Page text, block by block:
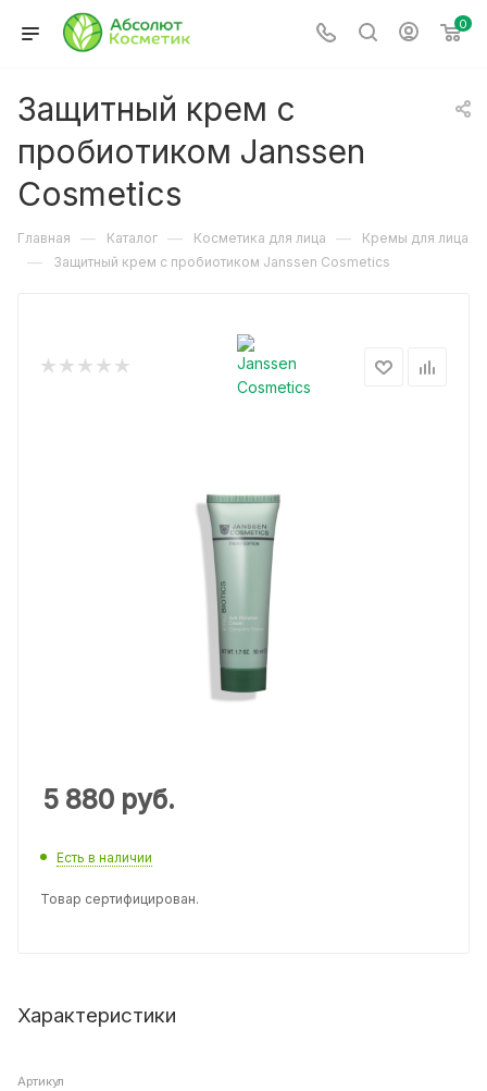
0
Защитный крем с
пробиотиком Janssen
Cosmetics
Главная — Каталог — Косметика для лица — Кремы для лица
— Защитный крем с пробиотиком Janssen Cosmetics
5 880 руб.
Есть в наличии
Товар сертифицирован.
Характеристики
Артикул